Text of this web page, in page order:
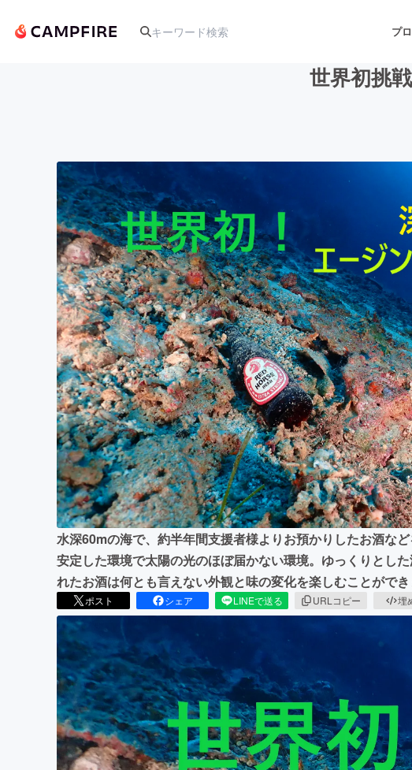
プ
アート・写真
テクノロジー・ガジェット ゲーム
映像・映画 書籍・雑
ビジネス・起業 チャレ
まちづくり・地域活性化
世界初挑
水深60mの海で、約半年間支援者様よりお預かりしたお酒な
安定した環境で太陽の光のほぼ届かない環境。ゆっくりとし
れたお酒は何とも言えない外観と味の変化を楽しむことができ
ポスト シェア LINEで送る URLコピー 埋